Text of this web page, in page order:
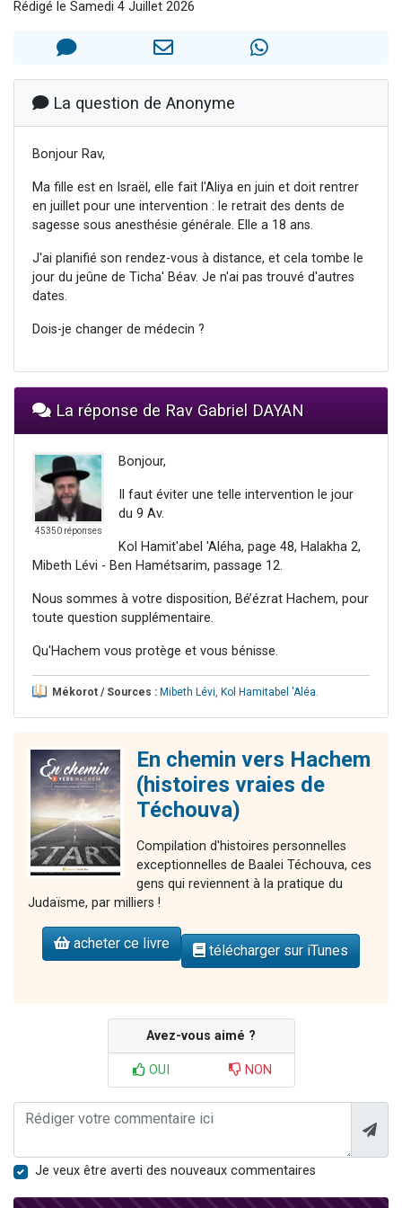
3 personnes viennent de faire un don pour Diane, 80 ans, dans un appartement insalubre
5 personnes viennent de faire un don pour Reloger Rivka, 6 enfants, victime de violences...
Rédigé le Samedi 4 Juillet 2026
La question de Anonyme
Bonjour Rav,
Ma fille est en Israël, elle fait l'Aliya en juin et doit rentrer
en juillet pour une intervention : le retrait des dents de
sagesse sous anesthésie générale. Elle a 18 ans.
J'ai planifié son rendez-vous à distance, et cela tombe le
jour du jeûne de Ticha' Béav. Je n'ai pas trouvé d'autres
dates.
Dois-je changer de médecin ?
La réponse de Rav Gabriel DAYAN
45350 réponses
Bonjour,
Il faut éviter une telle intervention le jour
du 9 Av.
Kol Hamit'abel 'Aléha, page 48, Halakha 2,
Mibeth Lévi - Ben Hamétsarim, passage 12.
Nous sommes à votre disposition, Bé’ézrat Hachem, pour
toute question supplémentaire.
Qu'Hachem vous protège et vous bénisse.
Mékorot / Sources : Mibeth Lévi, Kol Hamitabel 'Aléa.
En chemin vers Hachem
(histoires vraies de
Téchouva)
Compilation d'histoires personnelles
exceptionnelles de Baalei Téchouva, ces
gens qui reviennent à la pratique du
Judaïsme, par milliers !
acheter ce livre télécharger sur iTunes
Avez-vous aimé ?
OUI NON
Je veux être averti des nouveaux commentaires